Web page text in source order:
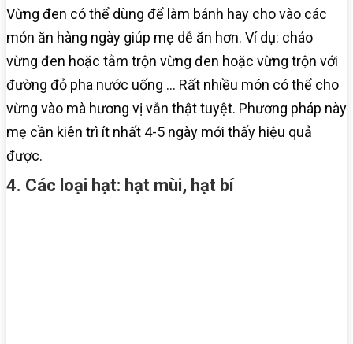
Vừng đen có thể dùng để làm bánh hay cho vào các
món ăn hàng ngày giúp mẹ dễ ăn hơn. Ví dụ: cháo
vừng đen hoặc tằm trộn vừng đen hoặc vừng trộn với
đường đỏ pha nước uống … Rất nhiều món có thể cho
vừng vào mà hương vị vẫn thật tuyệt. Phương pháp này
mẹ cần kiên trì ít nhất 4-5 ngày mới thấy hiệu quả
được.
4. Các loại hạt: hạt mùi, hạt bí